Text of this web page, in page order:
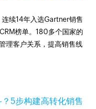
续14年入选Gartner销售
榜单。180多个国家的
理客户关系，提高销售线